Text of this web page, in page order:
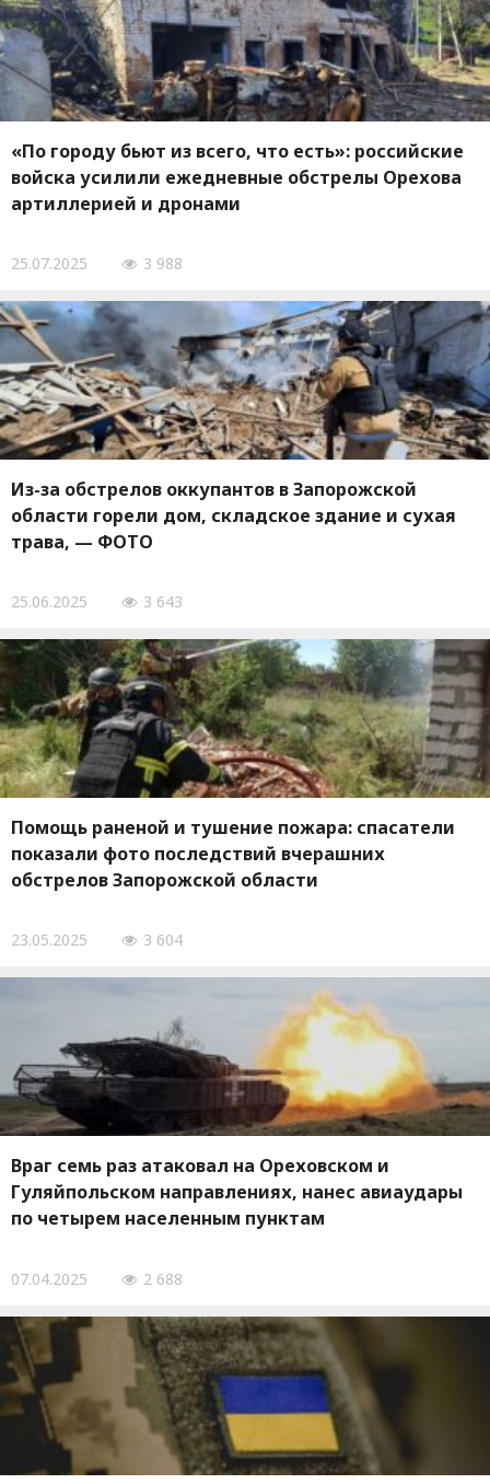
«По городу бьют из всего, что есть»: российские
войска усилили ежедневные обстрелы Орехова
артиллерией и дронами
25.07.2025 3 988
Из-за обстрелов оккупантов в Запорожской
области горели дом, складское здание и сухая
трава, — ФОТО
25.06.2025 3 643
Помощь раненой и тушение пожара: спасатели
показали фото последствий вчерашних
обстрелов Запорожской области
23.05.2025 3 604
Враг семь раз атаковал на Ореховском и
Гуляйпольском направлениях, нанес авиаудары
по четырем населенным пунктам
07.04.2025 2 688